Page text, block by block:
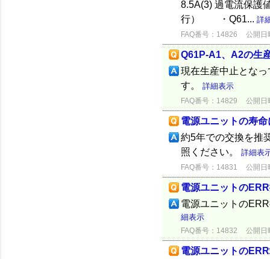
8.5A(3) 過電流保
行） ・Q61... 詳
FAQ番号：14826 公開日
Q61P-A1、A2の生
現在生産中止とな
す。 詳細表示
FAQ番号：14829 公開日
電源ユニットの寿
約5年での交換を推
照ください。 詳細表
FAQ番号：14831 公開日
電源ユニットの
電源ユニットの
細表示
FAQ番号：14832 公開日
電源ユニットの